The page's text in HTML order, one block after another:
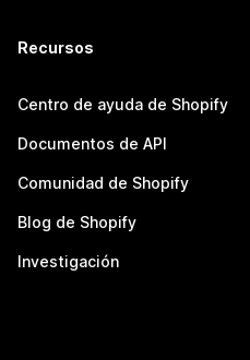
Recursos
Centro de ayuda de Shopify
Documentos de API
Comunidad de Shopify
Blog de Shopify
Investigación